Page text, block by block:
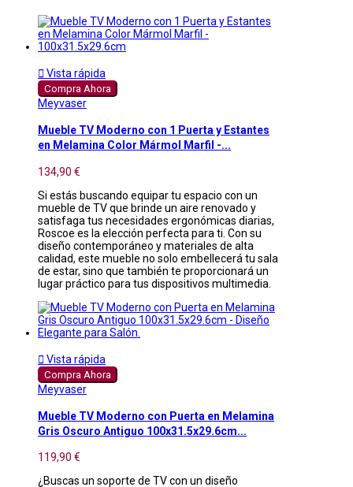
 Vista rápida
Compra Ahora
Meyvaser
Mueble TV Moderno con 1 Puerta y Estantes
en Melamina Color Mármol Marfil -...
134,90 €
Si estás buscando equipar tu espacio con un
mueble de TV que brinde un aire renovado y
satisfaga tus necesidades ergonómicas diarias,
Roscoe es la elección perfecta para ti. Con su
diseño contemporáneo y materiales de alta
calidad, este mueble no solo embellecerá tu sala
de estar, sino que también te proporcionará un
lugar práctico para tus dispositivos multimedia.
 Vista rápida
Compra Ahora
Meyvaser
Mueble TV Moderno con Puerta en Melamina
Gris Oscuro Antiguo 100x31.5x29.6cm...
119,90 €
¿Buscas un soporte de TV con un diseño